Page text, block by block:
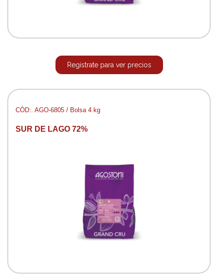
Regístrate para ver precios
CÓD:. AGO-6805 / Bolsa 4 kg
SUR DE LAGO 72%